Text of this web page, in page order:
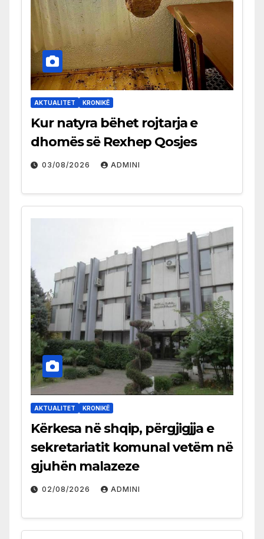
AKTUALITET KRONIKË
Kur natyra bëhet rojtarja e
dhomës së Rexhep Qosjes
03/08/2026 ADMINI
AKTUALITET KRONIKË
Kërkesa në shqip, përgjigjja e
sekretariatit komunal vetëm në
gjuhën malazeze
02/08/2026 ADMINI